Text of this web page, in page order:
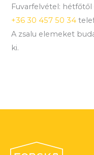
Fuvarfelvétel:
+36 30 457 50 34
A zsalu elemeket
ki.